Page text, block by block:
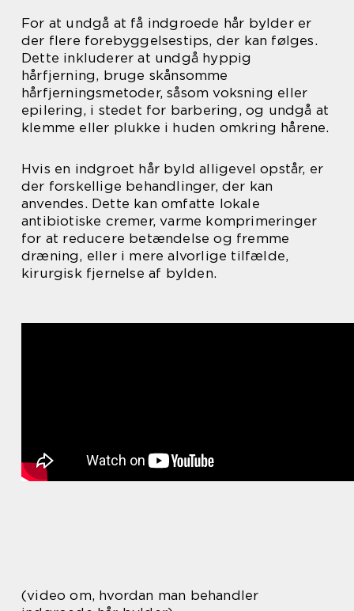
For at undgå at få indgroede hår bylder er
der flere forebyggelsestips, der kan følges.
Dette inkluderer at undgå hyppig
hårfjerning, bruge skånsomme
hårfjerningsmetoder, såsom voksning eller
epilering, i stedet for barbering, og undgå at
klemme eller plukke i huden omkring hårene.
Hvis en indgroet hår byld alligevel opstår, er
der forskellige behandlinger, der kan
anvendes. Dette kan omfatte lokale
antibiotiske cremer, varme komprimeringer
for at reducere betændelse og fremme
dræning, eller i mere alvorlige tilfælde,
kirurgisk fjernelse af bylden.
(video om, hvordan man behandler